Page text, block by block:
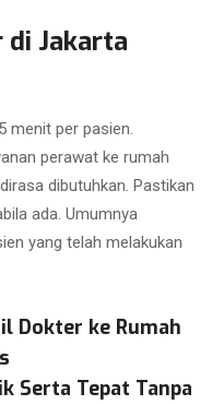
Jakarta
menit per pasien.
perawat ke rumah
dibutuhkan. Pastikan
ada. Umumnya
yang telah melakukan
Dokter ke Rumah
Serta Tepat Tanpa